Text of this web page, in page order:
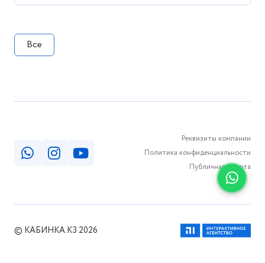
Все
Реквизиты компании
Политика конфиденциальности
Публичная оферта
© КАБИНКА.КЗ 2026